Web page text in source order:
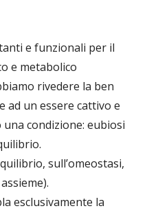
e funzionali per il
e metabolico
rivedere la ben
ad un essere cattivo e
condizione: eubiosi
sull’omeostasi,
esclusivamente la